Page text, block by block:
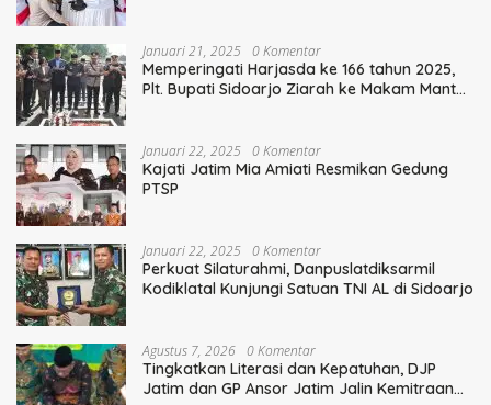
Januari 21, 2025 0 Komentar
Memperingati Harjasda ke 166 tahun 2025,
Plt. Bupati Sidoarjo Ziarah ke Makam Mantan
Januari 22, 2025 0 Komentar
Kajati Jatim Mia Amiati Resmikan Gedung
PTSP
Januari 22, 2025 0 Komentar
Perkuat Silaturahmi, Danpuslatdiksarmil
Kodiklatal Kunjungi Satuan TNI AL di Sidoarjo
Agustus 7, 2026 0 Komentar
Tingkatkan Literasi dan Kepatuhan, DJP
Jatim dan GP Ansor Jatim Jalin Kemitraan